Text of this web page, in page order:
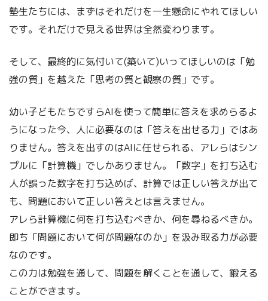
塾生たちには、まずはそれだけを一生懸命にやれてほしい
です。それだけで見える世界は全然変わります。
そして、最終的に気付いて(築いて)いってほしいのは「勉
強の質」を越えた「思考の質と観察の質」です。
幼い子どもたちですらAIを使って簡単に答えを求めらるよ
うになった今、人に必要なのは「答えを出せる力」ではあ
りません。答えを出すのはAIに任せられる、アレらはシン
プルに「計算機」でしかありません。「数字」を打ち込む
人が誤った数字を打ち込めば、計算では正しい答えが出て
も、問題において正しい答えとは言えません。
アレら計算機に何を打ち込むべきか、何を尋ねるべきか。
即ち「問題において何が問題なのか」を汲み取る力が必要
なのです。
この力は勉強を通して、問題を解くことを通して、鍛える
ことができます。